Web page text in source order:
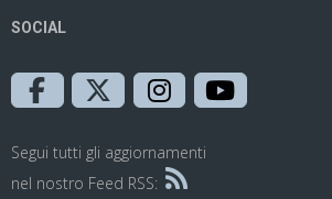
SOCIAL
Segui tutti gli aggiornamenti
nel nostro Feed RSS: